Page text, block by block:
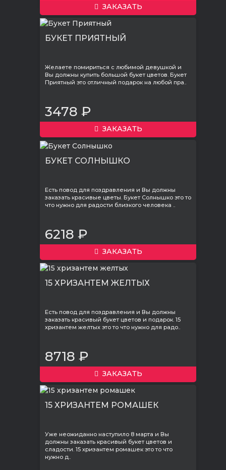
ЗАКАЗАТЬ
БУКЕТ ПРИЯТНЫЙ
Желаете помириться с любимой девушкой и
Вы должны купить большой букет цветов. Букет
Приятный это отличный подарок на любой пра..
3478 ₽
ЗАКАЗАТЬ
БУКЕТ СОЛНЫШКО
Есть повод для поздравления и Вы должны
заказать красивые цветы. Букет Солнышко это то
что нужно для радости близкого человека ..
6218 ₽
ЗАКАЗАТЬ
15 ХРИЗАНТЕМ ЖЕЛТЫХ
Есть повод для поздравления и Вы должны
заказать красивый букет цветов и подарок. 15
хризантем желтых это то что нужно для радо..
8718 ₽
ЗАКАЗАТЬ
15 ХРИЗАНТЕМ РОМАШЕК
Уже неожиданно наступило 8 марта и Вы
должны заказать красивый букет цветов и
сладости. 15 хризантем ромашек это то что
нужно д..